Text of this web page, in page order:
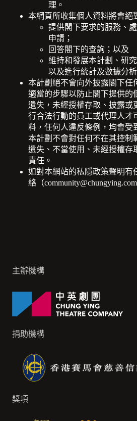
理。
本網頁所收集個人資料將會絕
提供閣下要求的服務、
申請；
回答閣下的查詢；以及
維持和發展本計劃、研
以及進行統計及數據分
本計劃絕不會向外披露閣下任
適當的步驟以防止閣下提供的
遺失，未經授權存取、披露或
行合法行動的員工或代理人才
料，任何人違反條例，均會受
本計劃不會對任何不在其控制
遺失、不當使用、未經授權存
責任。
如對本網站的私隱政策聲明有
絡（community@chungying.com
主辦機構
捐助機構
獎項